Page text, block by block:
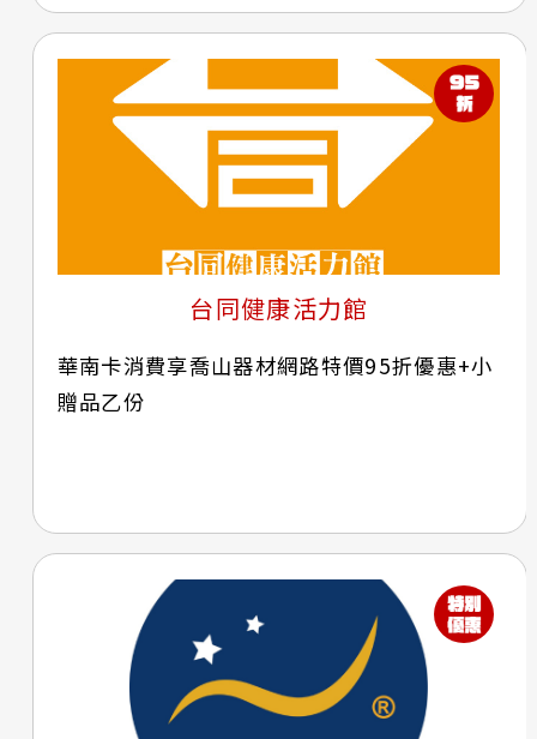
台同健康活力館
華南卡消費享喬山器材網路特價95折優惠+小
贈品乙份